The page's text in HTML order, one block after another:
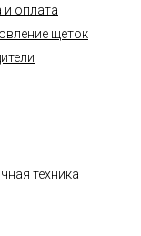
и оплата
щеток
техника